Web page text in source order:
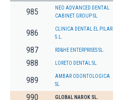
985
NEO ADVANCED DENTAL
CABINET GROUP SL
986
CLINICA DENTAL EL PILAR
S.L.
987 RD&HE ENTERPRISES SL.
988 LORETO DENTAL SL.
989
AMBAR ODONTOLOGICA
SL
990 GLOBAL NAROK SL.